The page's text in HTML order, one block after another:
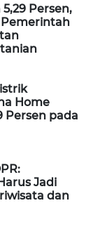
Persen,
Home
Persen pada
Jadi
dan